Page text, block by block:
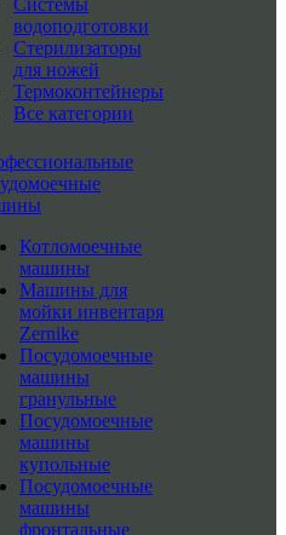
Системы
водоподготовки
Стерилизаторы
для ножей
Термоконтейнеры
Все категории
Котломоечные
машины
Машины для
мойки инвентаря
Zernike
Посудомоечные
машины
гранульные
Посудомоечные
машины
купольные
Посудомоечные
машины
фронтальные